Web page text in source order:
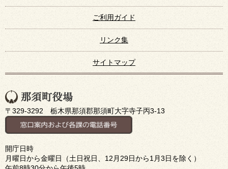
ご利用ガイド
リンク集
サイトマップ
〒329-3292 栃木県那須郡那須町大字寺子丙3-13
開庁日時
月曜日から金曜日（土日祝日、12月29日から1月3日を除く）